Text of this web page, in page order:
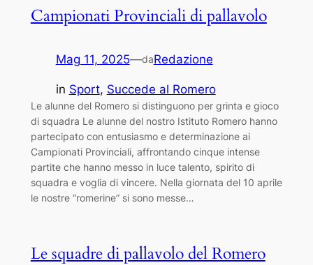
Campionati Provinciali di pallavolo
Mag 11, 2025—daRedazione
in Sport, Succede al Romero
Le alunne del Romero si distinguono per grinta e gioco
di squadra Le alunne del nostro Istituto Romero hanno
partecipato con entusiasmo e determinazione ai
Campionati Provinciali, affrontando cinque intense
partite che hanno messo in luce talento, spirito di
squadra e voglia di vincere. Nella giornata del 10 aprile
le nostre “romerine” si sono messe…
Le squadre di pallavolo del Romero